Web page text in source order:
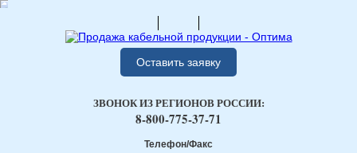
Оставить заявку
Телефон/Факс
ЗВОНОК ИЗ РЕГИОНОВ РОССИИ:
8-800-775-37-71